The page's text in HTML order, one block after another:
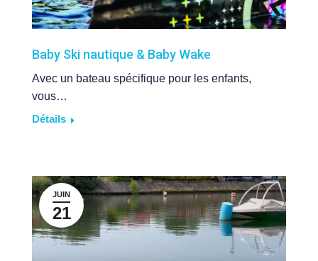
Baby Ski nautique & Baby Wake
Avec un bateau spécifique pour les enfants,
vous…
Détails
JUIN
21